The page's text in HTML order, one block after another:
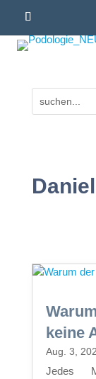
Daniel
keine
Aug. 3,
Jedes